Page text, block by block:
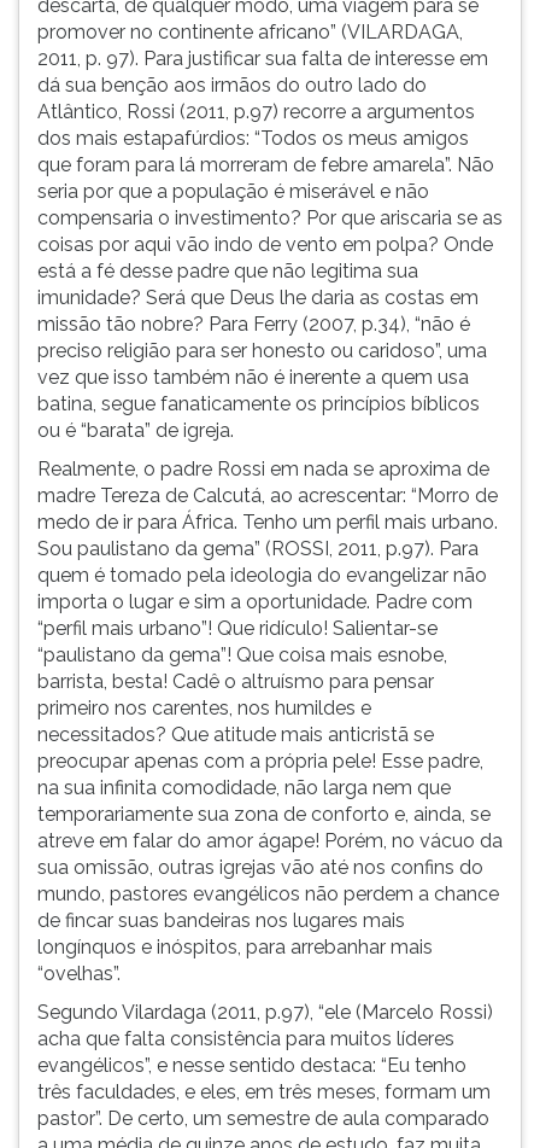
descarta, de qualquer modo, uma viagem para se
promover no continente africano” (VILARDAGA,
2011, p. 97). Para justificar sua falta de interesse em
dá sua benção aos irmãos do outro lado do
Atlântico, Rossi (2011, p.97) recorre a argumentos
dos mais estapafúrdios: “Todos os meus amigos
que foram para lá morreram de febre amarela”. Não
seria por que a população é miserável e não
compensaria o investimento? Por que ariscaria se as
coisas por aqui vão indo de vento em polpa? Onde
está a fé desse padre que não legitima sua
imunidade? Será que Deus lhe daria as costas em
missão tão nobre? Para Ferry (2007, p.34), “não é
preciso religião para ser honesto ou caridoso”, uma
vez que isso também não é inerente a quem usa
batina, segue fanaticamente os princípios bíblicos
ou é “barata” de igreja.
Realmente, o padre Rossi em nada se aproxima de
madre Tereza de Calcutá, ao acrescentar: “Morro de
medo de ir para África. Tenho um perfil mais urbano.
Sou paulistano da gema” (ROSSI, 2011, p.97). Para
quem é tomado pela ideologia do evangelizar não
importa o lugar e sim a oportunidade. Padre com
“perfil mais urbano”! Que ridículo! Salientar-se
“paulistano da gema”! Que coisa mais esnobe,
barrista, besta! Cadê o altruísmo para pensar
primeiro nos carentes, nos humildes e
necessitados? Que atitude mais anticristã se
preocupar apenas com a própria pele! Esse padre,
na sua infinita comodidade, não larga nem que
temporariamente sua zona de conforto e, ainda, se
atreve em falar do amor ágape! Porém, no vácuo da
sua omissão, outras igrejas vão até nos confins do
mundo, pastores evangélicos não perdem a chance
de fincar suas bandeiras nos lugares mais
longínquos e inóspitos, para arrebanhar mais
“ovelhas”.
Segundo Vilardaga (2011, p.97), “ele (Marcelo Rossi)
acha que falta consistência para muitos líderes
evangélicos”, e nesse sentido destaca: “Eu tenho
três faculdades, e eles, em três meses, formam um
pastor”. De certo, um semestre de aula comparado